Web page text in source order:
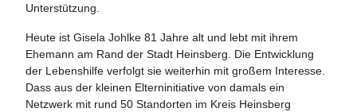
Unterstützung.
Heute ist Gisela Johlke 81 Jahre alt und lebt mit ihrem
Ehemann am Rand der Stadt Heinsberg. Die Entwicklung
der Lebenshilfe verfolgt sie weiterhin mit großem Interesse.
Dass aus der kleinen Elterninitiative von damals ein
Netzwerk mit rund 50 Standorten im Kreis Heinsberg